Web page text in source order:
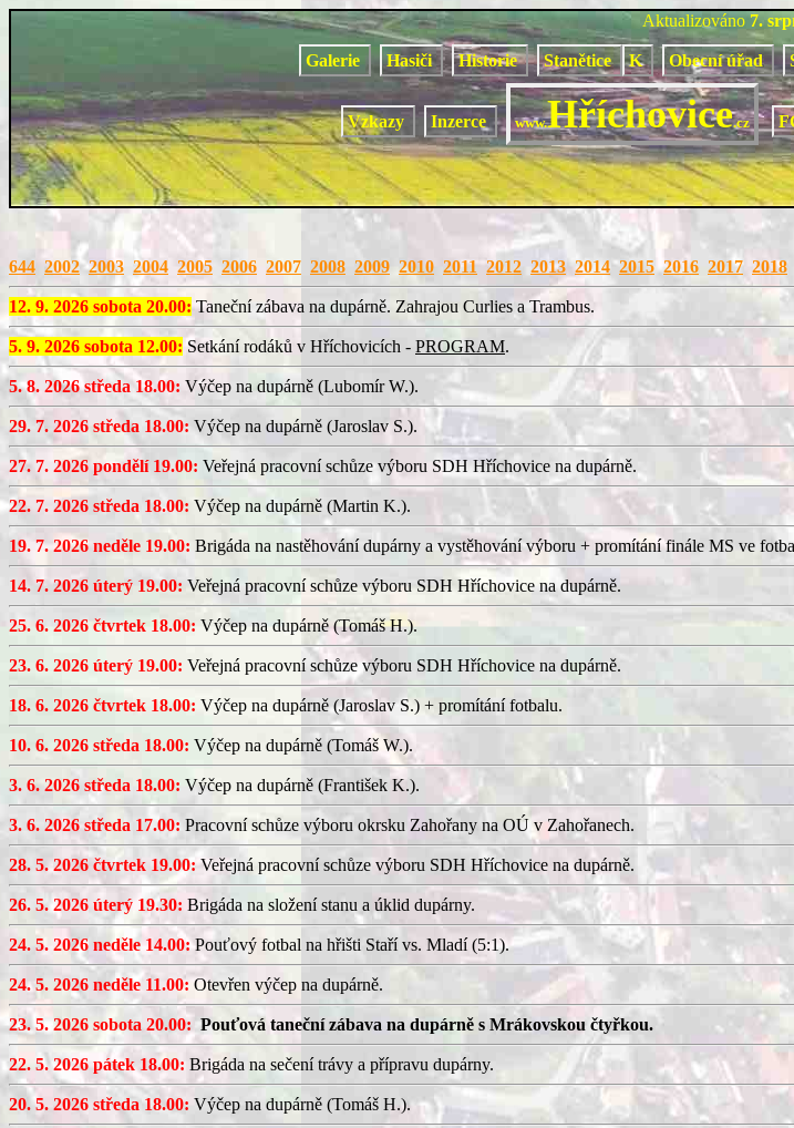
Aktualizováno 7.
Galerie Hasiči Historie Stanětice K Obecní úřad
Vzkazy Inzerce www.Hříchovice.cz
644 2002 2003 2004 2005 2006 2007 2008 2009 2010 2011 2012 2013 2014 2015 2016 2017 2018
12. 9. 2026 sobota 20.00:Taneční zábava na dupárně. Zahrajou Curlies a Trambus.
5. 9. 2026 sobota 12.00: Setkání rodáků v Hříchovicích - PROGRAM.
5. 8. 2026 středa 18.00: Výčep na dupárně (Lubomír W.).
29. 7. 2026 středa 18.00: Výčep na dupárně (Jaroslav S.).
27. 7. 2026 pondělí 19.00: Veřejná pracovní schůze výboru SDH Hříchovice na dupárně.
22. 7. 2026 středa 18.00: Výčep na dupárně (Martin K.).
19. 7. 2026 neděle 19.00: Brigáda na nastěhování dupárny a vystěhování výboru + promítání finále MS ve
14. 7. 2026 úterý 19.00: Veřejná pracovní schůze výboru SDH Hříchovice na dupárně.
25. 6. 2026 čtvrtek 18.00: Výčep na dupárně (Tomáš H.).
23. 6. 2026 úterý 19.00: Veřejná pracovní schůze výboru SDH Hříchovice na dupárně.
18. 6. 2026 čtvrtek 18.00: Výčep na dupárně (Jaroslav S.) + promítání fotbalu.
10. 6. 2026 středa 18.00: Výčep na dupárně (Tomáš W.).
3. 6. 2026 středa 18.00: Výčep na dupárně (František K.).
3. 6. 2026 středa 17.00: Pracovní schůze výboru okrsku Zahořany na OÚ v Zahořanech.
28. 5. 2026 čtvrtek 19.00:Veřejná pracovní schůze výboru SDH Hříchovice na dupárně.
26. 5. 2026 úterý 19.30: Brigáda na složení stanu a úklid dupárny.
24. 5. 2026 neděle 14.00:Pouťový fotbal na hřišti Staří vs. Mladí (5:1).
24. 5. 2026 neděle 11.00: Otevřen výčep na dupárně.
23. 5. 2026 sobota 20.00: Pouťová taneční zábava na dupárně s Mrákovskou čtyřkou.
22. 5. 2026 pátek 18.00: Brigáda na sečení trávy a přípravu dupárny.
20. 5. 2026 středa 18.00: Výčep na dupárně (Tomáš H.).